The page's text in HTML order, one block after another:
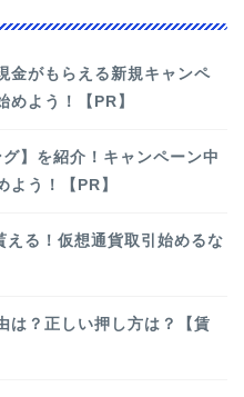
がもらえる新規キャンペ
めよう！【PR】
】を紹介！キャンペーン中
よう！【PR】
る！仮想通貨取引始めるな
は？正しい押し方は？【賃